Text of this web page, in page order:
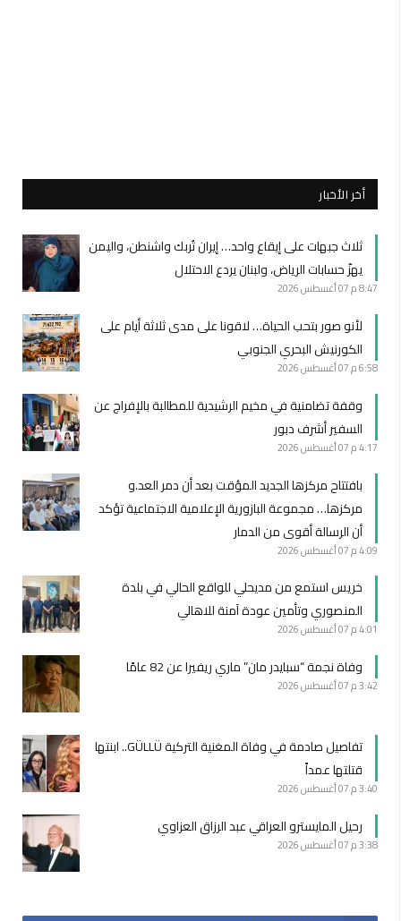
أخر الأخبار
ثلاث جبهات على إيقاع واحد… إيران تُربك واشنطن، واليمن
يهزّ حسابات الرياض، ولبنان يردع الاحتلال
8:47 م 07 أغسطس 2026
لأنو صور بتحب الحياة… لاقونا على مدى ثلاثة أيام على
الكورنيش البحري الجنوبي
6:58 م 07 أغسطس 2026
وقفة تضامنية في مخيم الرشيدية للمطالبة بالإفراج عن
السفير أشرف دبور
4:17 م 07 أغسطس 2026
بافتتاح مركزها الجديد المؤقت بعد أن دمر العد.و
مركزها… مجموعة البازورية الإعلامية الاجتماعية تؤكد
أن الرسالة أقوى من الدمار
4:09 م 07 أغسطس 2026
خريس استمع من مديحلي للواقع الحالي في بلدة
المنصوري وتأمين عودة آمنة للاهالي
4:01 م 07 أغسطس 2026
وفاة نجمة “سبايدر مان” ماري ريفيرا عن 82 عامًا
3:42 م 07 أغسطس 2026
تفاصيل صادمة في وفاة المغنية التركية GÜLLÜ.. ابنتها
قتلتها عمداً
3:40 م 07 أغسطس 2026
رحيل المايسترو العراقي عبد الرزاق العزاوي
3:38 م 07 أغسطس 2026